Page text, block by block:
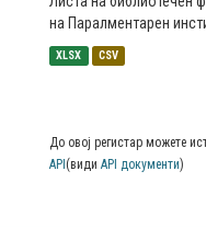
на Паралментарен
XLSX CSV
До овој регистар можете
API (види API документи)